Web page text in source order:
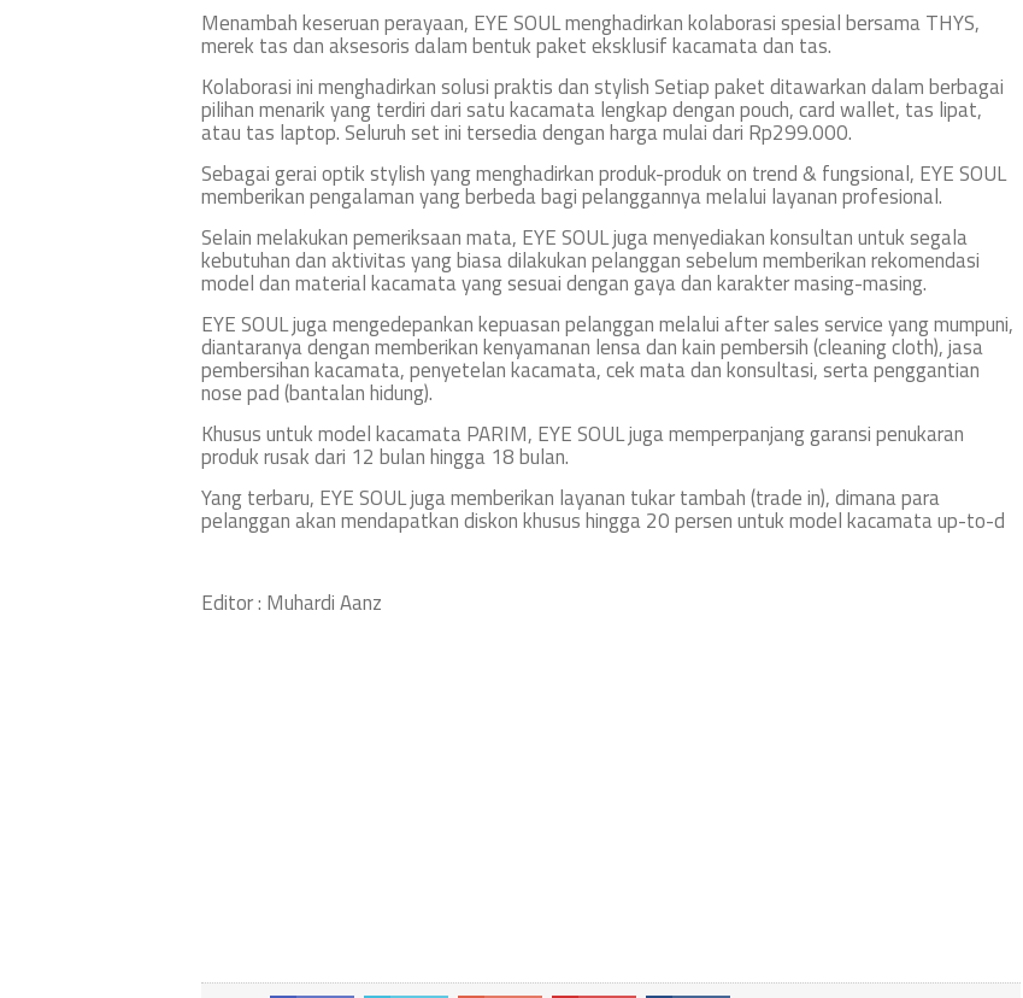
Menambah keseruan perayaan, EYE SOUL menghadirkan kolaborasi spesial bersama THYS,
merek tas dan aksesoris dalam bentuk paket eksklusif kacamata dan tas.
Kolaborasi ini menghadirkan solusi praktis dan stylish Setiap paket ditawarkan dalam berbagai
pilihan menarik yang terdiri dari satu kacamata lengkap dengan pouch, card wallet, tas lipat,
atau tas laptop. Seluruh set ini tersedia dengan harga mulai dari Rp299.000.
Sebagai gerai optik stylish yang menghadirkan produk-produk on trend & fungsional, EYE SOUL
memberikan pengalaman yang berbeda bagi pelanggannya melalui layanan profesional.
Selain melakukan pemeriksaan mata, EYE SOUL juga menyediakan konsultan untuk segala
kebutuhan dan aktivitas yang biasa dilakukan pelanggan sebelum memberikan rekomendasi
model dan material kacamata yang sesuai dengan gaya dan karakter masing-masing.
EYE SOUL juga mengedepankan kepuasan pelanggan melalui after sales service yang mumpuni,
diantaranya dengan memberikan kenyamanan lensa dan kain pembersih (cleaning cloth), jasa
pembersihan kacamata, penyetelan kacamata, cek mata dan konsultasi, serta penggantian
nose pad (bantalan hidung).
Khusus untuk model kacamata PARIM, EYE SOUL juga memperpanjang garansi penukaran
produk rusak dari 12 bulan hingga 18 bulan.
Yang terbaru, EYE SOUL juga memberikan layanan tukar tambah (trade in), dimana para
pelanggan akan mendapatkan diskon khusus hingga 20 persen untuk model kacamata up-to-d
Editor : Muhardi Aanz